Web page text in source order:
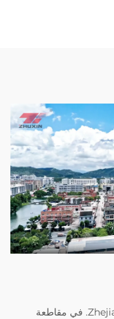
تقع شركة Zhejiang Zhuxin Machinery Co., Ltd. في مقاطعة